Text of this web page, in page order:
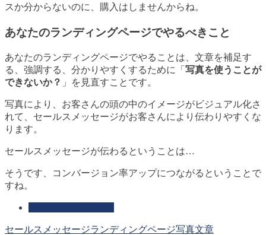
スか分からないのに、購入はしませんからね。
あなたのランディングページでやるべきこと
あなたのランディングページでやることは、文章を補足す
る、強調する、分かりやすくするために「 写真を使うことが
できないか？ 」を見直すことです。
写真により、お客さんの頭の中のイメージがビジュアル化さ
れて、セールスメッセージがお客さんにより伝わりやすくな
ります。
セールスメッセージが伝わるということは…
そうです、コンバージョン率アップにつながるということで
すね。
セールスメッセージランディングページ写真文章